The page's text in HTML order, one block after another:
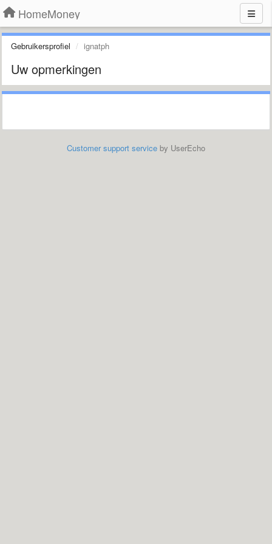
HomeMoney
Gebruikersprofiel ignatph
Uw opmerkingen
Customer support service by UserEcho